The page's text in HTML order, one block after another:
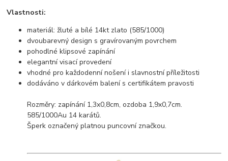
Vlastnosti:
materiál: žluté a bílé 14kt zlato (585/1000)
dvoubarevný design s gravírovaným povrchem
pohodlné klipsové zapínání
elegantní visací provedení
vhodné pro každodenní nošení i slavnostní příležitosti
dodáváno v dárkovém balení s certifikátem pravosti
Rozměry: zapínání 1,3x0,8cm, ozdoba 1,9x0,7cm.
585/1000Au 14 karátů.
Šperk označený platnou puncovní značkou.